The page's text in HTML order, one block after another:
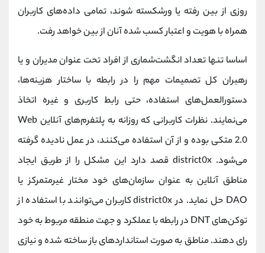
روزی از بین رفته یا ورشکسته شوند، تمامی داده‌های کاربران
همراه با هویت و اعتبار کسب شده آنان از بین خواهد رفت.
اساسا تنها تعداد انگشت‌شماری از افراد تحت عنوان مدیران و یا
رهبران کل تصمیمات مهم را در رابطه با ساختار هزینه‌ها،
دستورالعمل‌های استفاده، حتی رابط کاربری و غیره اتخاذ
می‌نمایند. نظرات کاربرانی که روزانه به پلتفرم‌های آنلاین Web
2.0 متکی بوده و از آن استفاده می‌کنند، در عمل نادیده گرفته
می‌شود. district0x قصد دارد این مشکل را از طریق ایجاد
مناطق آنلاین به عنوان سازمان‌های خود مختار غیرمتمرکز یا
DAO حل نماید. در district0x کاربران می‌توانند با استفاده از
توکن‌های DNT در رابطه با عملکرد و جهت منطقه مربوط به خود
رای دهند. مناطق به صورت استانداردهای باز ساخته شده و نیازی